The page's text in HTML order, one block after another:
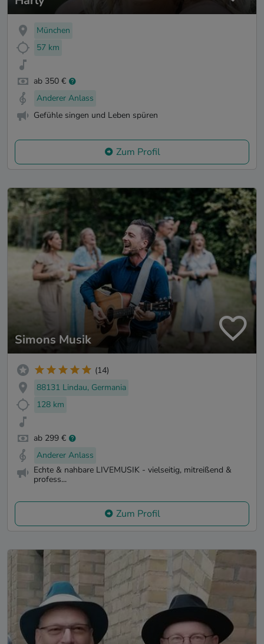
München
57 km
ab 350 €
Anderer Anlass
Gefühle singen und Leben spüren
Zum Profil
Simons Musik
(14)
88131 Lindau, Germania
128 km
ab 299 €
Anderer Anlass
Echte & nahbare LIVEMUSIK - vielseitig, mitreißend &
profess...
Zum Profil